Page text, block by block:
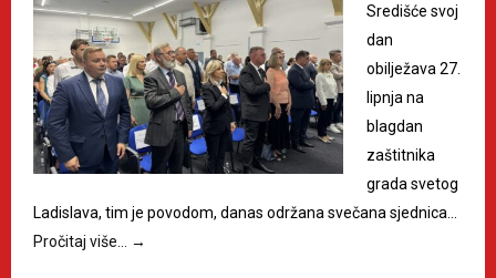
Središće svoj
dan
obilježava 27.
lipnja na
blagdan
zaštitnika
grada svetog
Ladislava, tim je povodom, danas održana svečana sjednica…
Pročitaj više…
→